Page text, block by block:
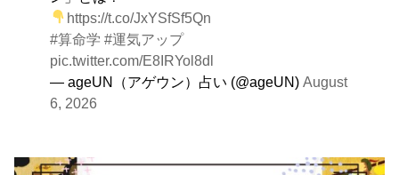
https://t.co/JxYSfSf5Qn
#算命学 #運気アップ
pic.twitter.com/E8IRYol8dl
— ageUN（アゲウン）占い (@ageUN)August
6, 2026